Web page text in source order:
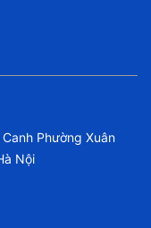
Phường Xuân
Nội